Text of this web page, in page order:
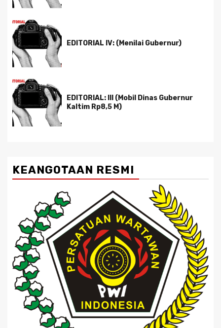
EDITORIAL IV: (Menilai Gubernur)
EDITORIAL: III (Mobil Dinas Gubernur
Kaltim Rp8,5 M)
KEANGOTAAN RESMI